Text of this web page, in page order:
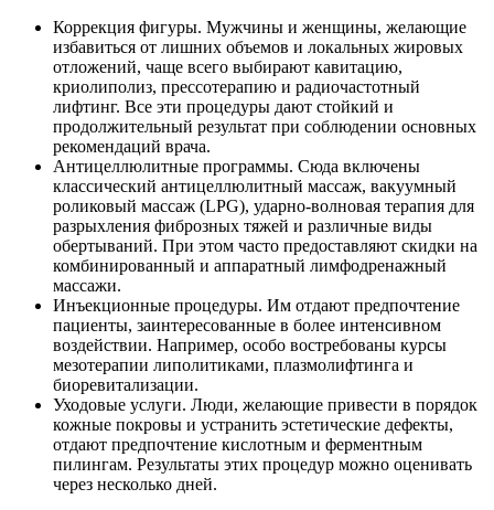
Коррекция фигуры. Мужчины и женщины, желающие
избавиться от лишних объемов и локальных жировых
отложений, чаще всего выбирают кавитацию,
криолиполиз, прессотерапию и радиочастотный
лифтинг. Все эти процедуры дают стойкий и
продолжительный результат при соблюдении основных
рекомендаций врача.
Антицеллюлитные программы. Сюда включены
классический антицеллюлитный массаж, вакуумный
роликовый массаж (LPG), ударно-волновая терапия для
разрыхления фиброзных тяжей и различные виды
обертываний. При этом часто предоставляют скидки на
комбинированный и аппаратный лимфодренажный
массажи.
Инъекционные процедуры. Им отдают предпочтение
пациенты, заинтересованные в более интенсивном
воздействии. Например, особо востребованы курсы
мезотерапии липолитиками, плазмолифтинга и
биоревитализации.
Уходовые услуги. Люди, желающие привести в порядок
кожные покровы и устранить эстетические дефекты,
отдают предпочтение кислотным и ферментным
пилингам. Результаты этих процедур можно оценивать
через несколько дней.